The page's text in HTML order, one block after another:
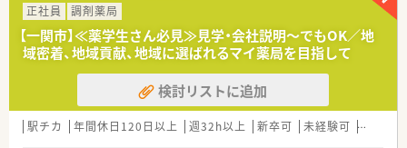
強会などの参加促進をしており、しっかりとした教育環境をご用
意しています！
優秀な人材を育成することは、同社の要であると考え、今後の同
社の将来を担う方々が、仕事を通じてステップアップ出来るよう
な環境作りを行っています。
【薬局紹介】
JR一ノ関駅がすぐ裏にあり、駅から徒歩2分の好立地です♪
正社員 調剤薬局
【一関市】≪薬学生さん必見≫見学・会社説明～でもOK／地
域密着、地域貢献、地域に選ばれるマイ薬局を目指して
検討リストに追加
駅チカ 年間休日120日以上 週32h以上 新卒可 未経験可 ブラン